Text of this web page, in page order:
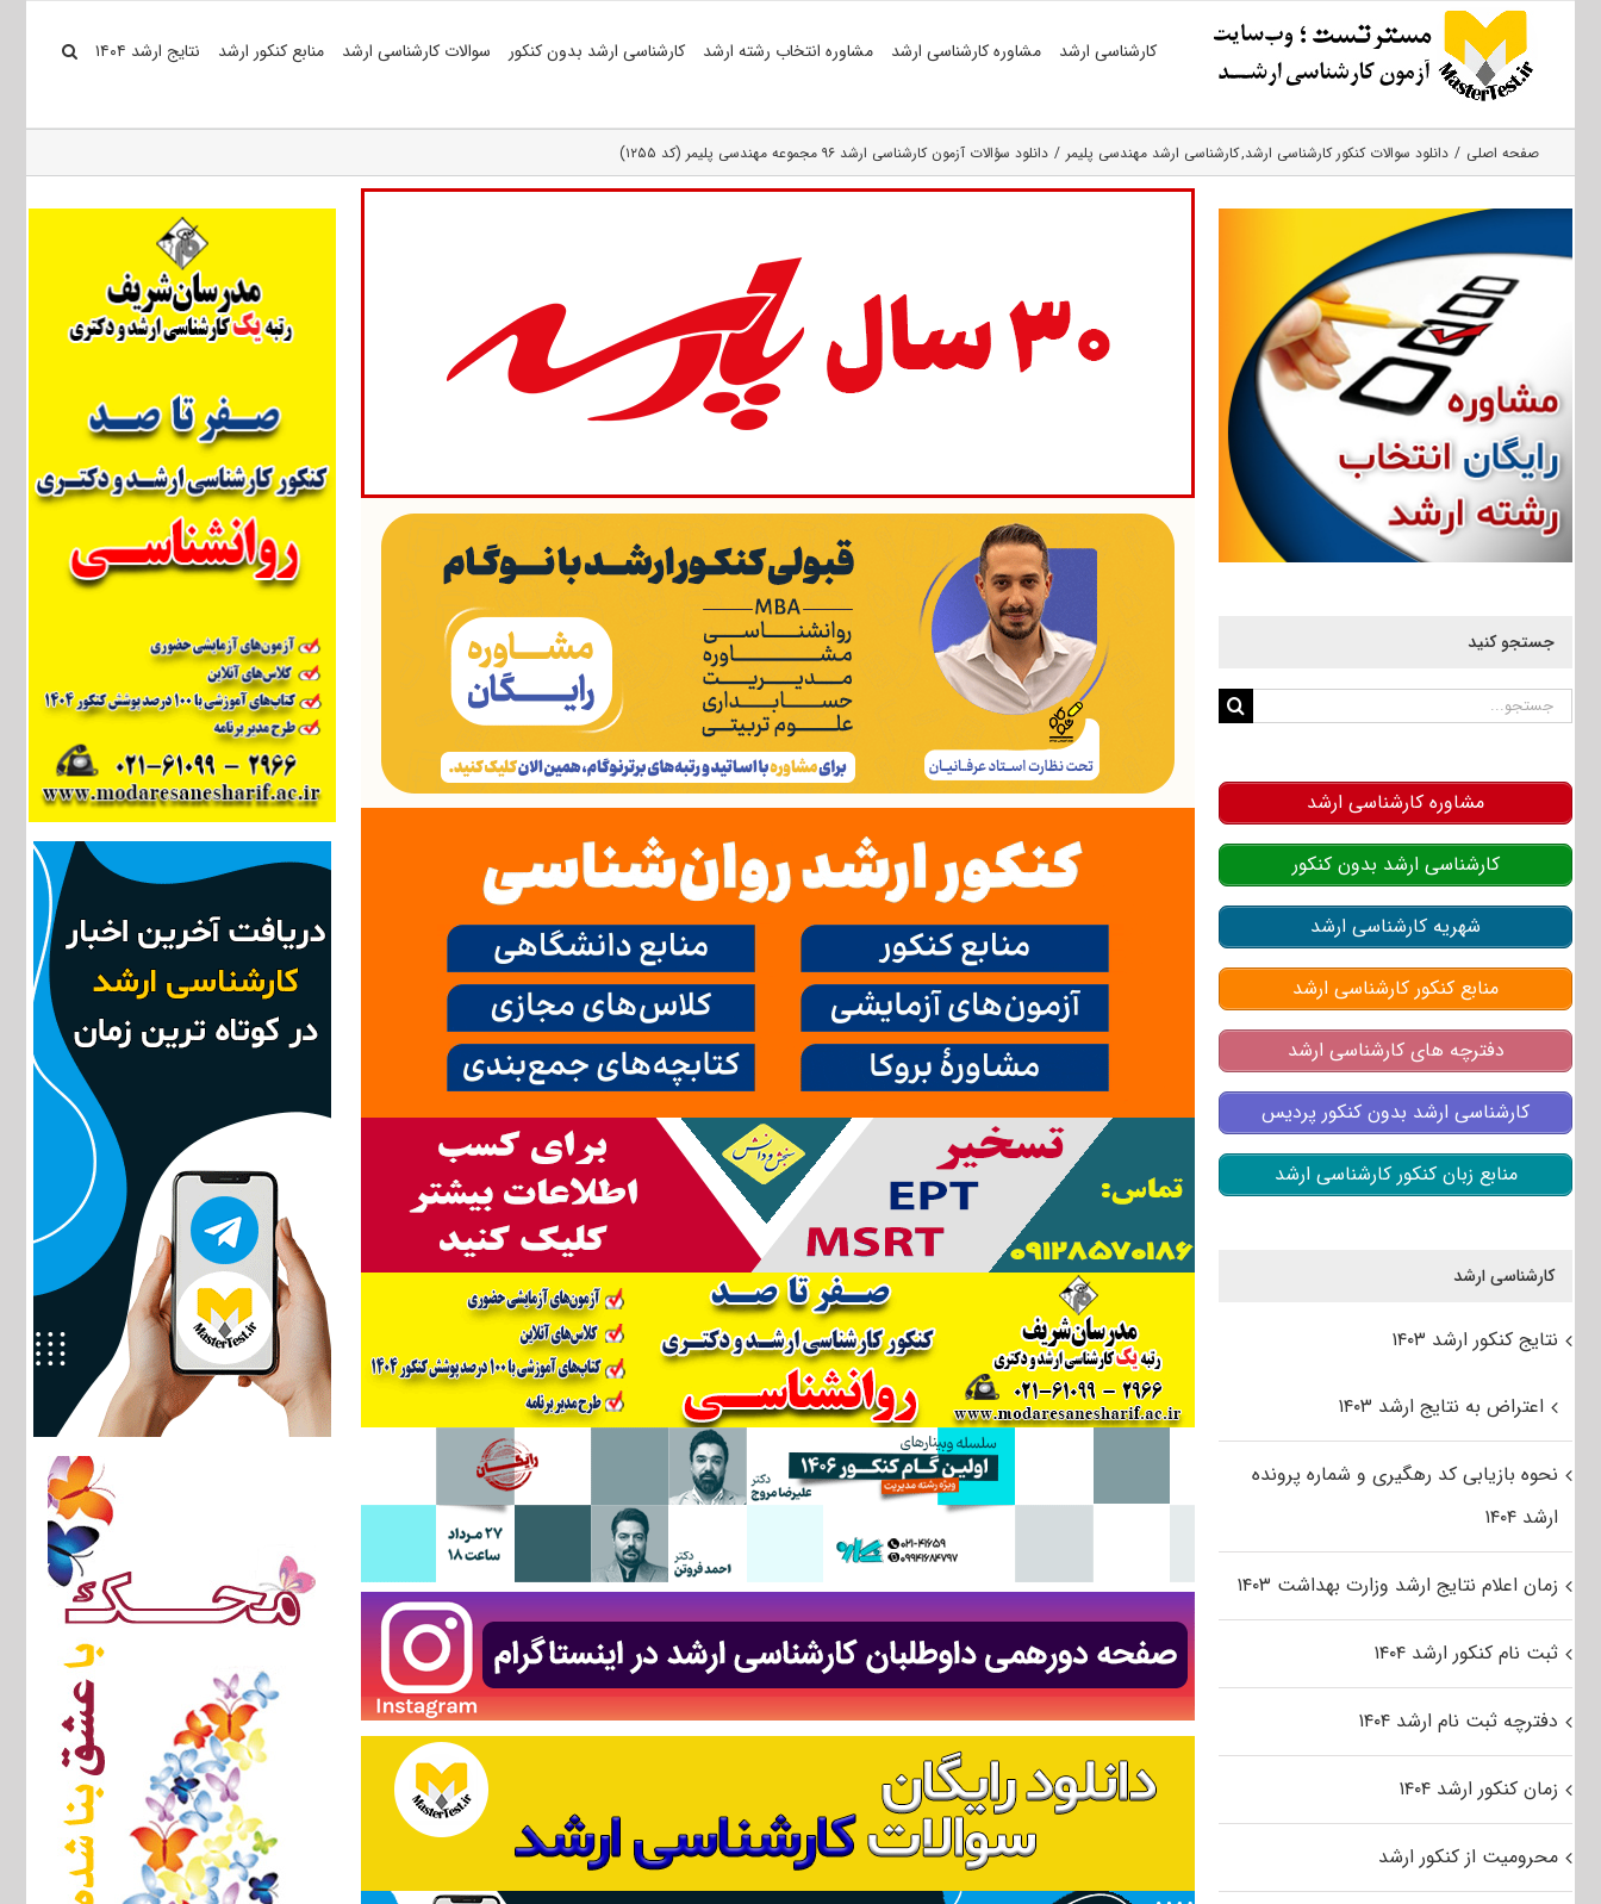
کارشناسی ارشد مشاوره کارشناسی ارشد مشاوره انتخاب رشته ارشد کارشناسی ارشد بدون کنکور سوالات کارشناسی ارشد منابع کنکور ارشد نتایج ارشد ۱۴۰۴
صفحه اصلی دانلود سوالات کنکور کارشناسی ارشد کارشناسی ارشد مهندسی پلیمر دانلود سؤالات آزمون کارشناسی ارشد ۹۶ مجموعه مهندسی پلیمر (کد ۱۲۵۵)
جستجو کنید
جستجو
مشاوره کارشناسی ارشد
کارشناسی ارشد بدون کنکور
شهریه کارشناسی ارشد
منابع کنکور کارشناسی ارشد
دفترچه های کارشناسی ارشد
کارشناسی ارشد بدون کنکور پردیس
منابع زبان کنکور کارشناسی ارشد
کارشناسی ارشد
نتایج کنکور ارشد ۱۴۰۳
اعتراض به نتایج ارشد ۱۴۰۳
نحوه بازیابی کد رهگیری و شماره پرونده
ارشد ۱۴۰۴
زمان اعلام نتایج ارشد وزارت بهداشت ۱۴۰۳
ثبت نام کنکور ارشد ۱۴۰۴
دفترچه ثبت نام ارشد ۱۴۰۴
زمان کنکور ارشد ۱۴۰۴
محرومیت از کنکور ارشد